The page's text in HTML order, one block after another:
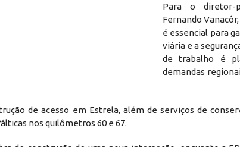
Para o diretor-
Fernando
é essencial para
viária e a
de trabalho é
demandas
de acesso em Estrela, além de serviços de
nos quilômetros 60 e 67.